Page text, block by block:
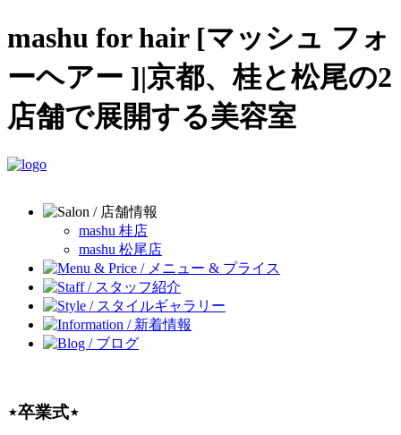
mashu for hair [マッシュ フォ
ーヘアー ]|京都、桂と松尾の2
店舗で展開する美容室
mashu 桂店
mashu 松尾店
⋆卒業式⋆